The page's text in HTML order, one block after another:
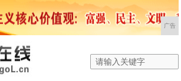
广告